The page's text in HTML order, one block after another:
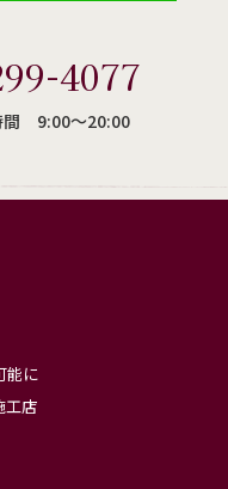
4077
間 9:00〜20:00
能に
工店